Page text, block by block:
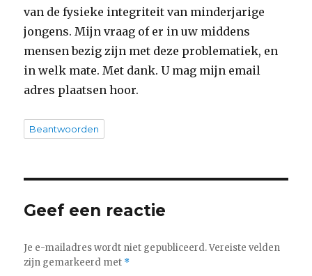
van de fysieke integriteit van minderjarige
jongens. Mijn vraag of er in uw middens
mensen bezig zijn met deze problematiek, en
in welk mate. Met dank. U mag mijn email
adres plaatsen hoor.
Beantwoorden
Geef een reactie
Je e-mailadres wordt niet gepubliceerd. Vereiste velden
zijn gemarkeerd met *